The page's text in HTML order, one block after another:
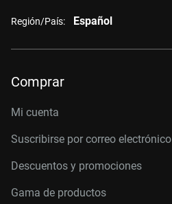
Región/País: Español
Comprar
Mi cuenta
Suscribirse por correo electrónico
Descuentos y promociones
Gama de productos